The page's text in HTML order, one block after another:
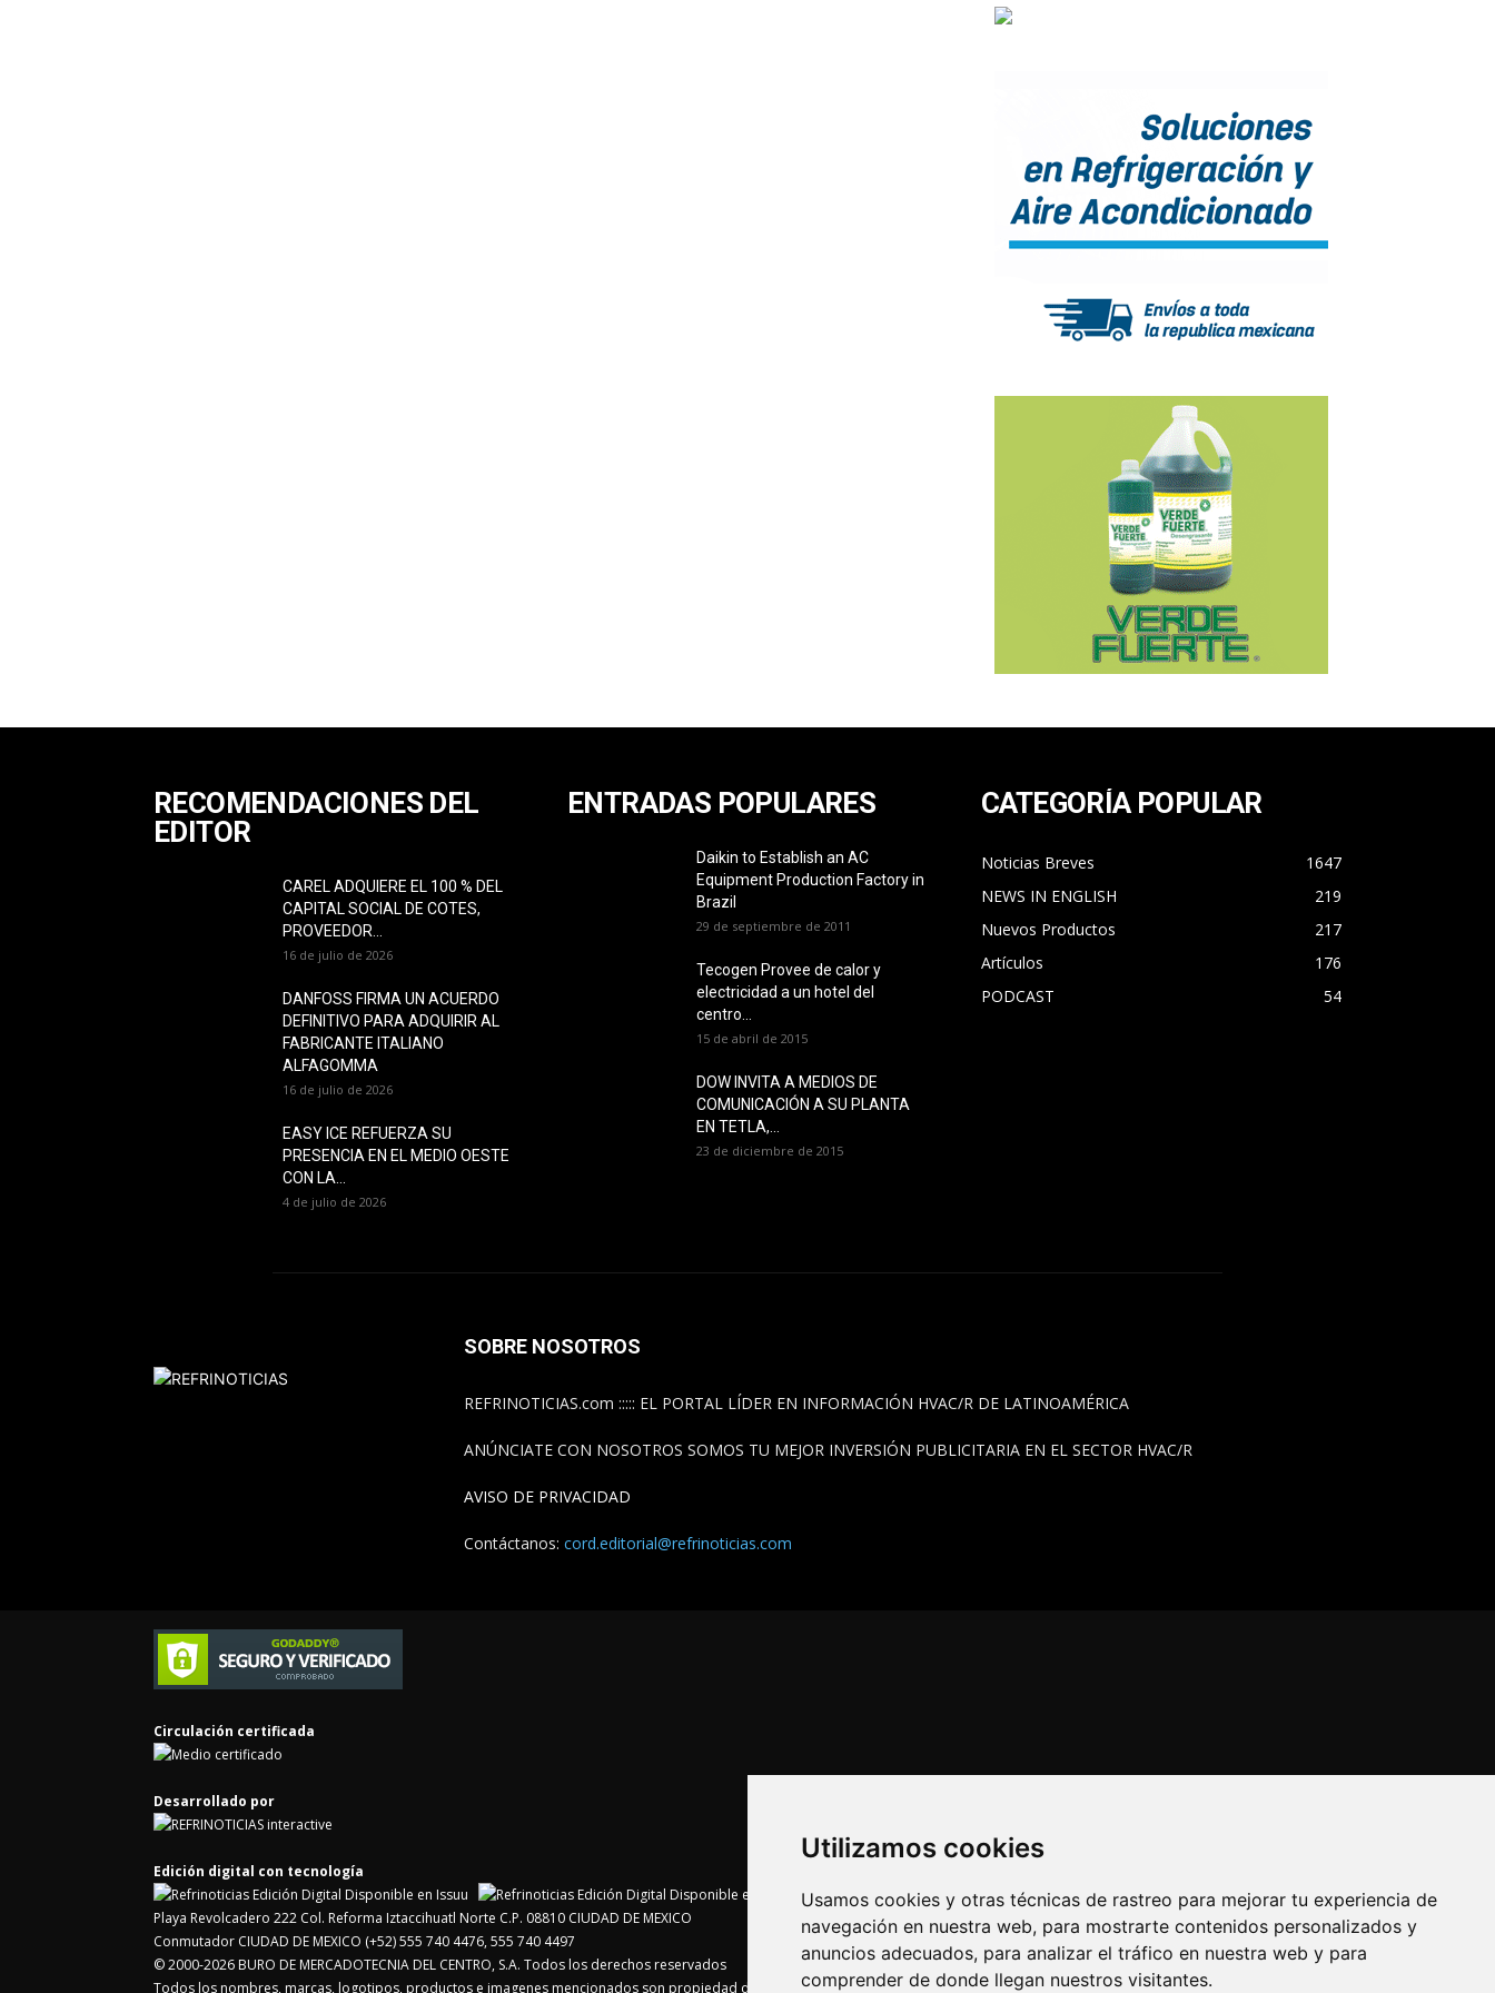
Utilizamos cookies
Usamos cookies y otras técnicas de rastreo para mejorar tu experiencia de
navegación en nuestra web, para mostrarte contenidos personalizados y
anuncios adecuados, para analizar el tráfico en nuestra web y para
comprender de donde llegan nuestros visitantes.
RECOMENDACIONES DEL
EDITOR
CAREL ADQUIERE EL 100 % DEL
CAPITAL SOCIAL DE COTES,
PROVEEDOR...
16 de julio de 2026
DANFOSS FIRMA UN ACUERDO
DEFINITIVO PARA ADQUIRIR AL
FABRICANTE ITALIANO
ALFAGOMMA
16 de julio de 2026
EASY ICE REFUERZA SU
PRESENCIA EN EL MEDIO OESTE
CON LA...
4 de julio de 2026
ENTRADAS POPULARES
Daikin to Establish an AC
Equipment Production Factory in
Brazil
29 de septiembre de 2011
Tecogen Provee de calor y
electricidad a un hotel del
centro...
15 de abril de 2015
DOW INVITA A MEDIOS DE
COMUNICACIÓN A SU PLANTA
EN TETLA,...
23 de diciembre de 2015
CATEGORÍA POPULAR
Noticias Breves
1647
NEWS IN ENGLISH
219
Nuevos Productos
217
Artículos
176
PODCAST
54
SOBRE NOSOTROS
REFRINOTICIAS.com ::::: EL PORTAL LÍDER EN INFORMACIÓN HVAC/R DE LATINOAMÉRICA
ANÚNCIATE CON NOSOTROS SOMOS TU MEJOR INVERSIÓN PUBLICITARIA EN EL SECTOR HVAC/R
AVISO DE PRIVACIDAD
Contáctanos: cord.editorial@refrinoticias.com
Circulación certificada
Desarrollado por
Edición digital con tecnología
Playa Revolcadero 222 Col. Reforma Iztaccihuatl Norte C.P. 08810 CIUDAD DE MEXICO
Conmutador CIUDAD DE MEXICO (+52) 555 740 4476, 555 740 4497
© 2000-2026 BURO DE MERCADOTECNIA DEL CENTRO, S.A. Todos los derechos reservados
Todos los nombres, marcas, logotipos, productos e imagenes mencionados son propiedad de sus respectivos dueños